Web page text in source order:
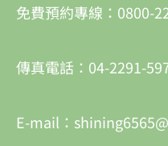
免費預約專線：0800-
傳真電話：04-2291-
E-mail：